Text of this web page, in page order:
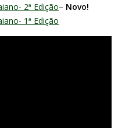
2ª Edição– Novo!
1ª Edição